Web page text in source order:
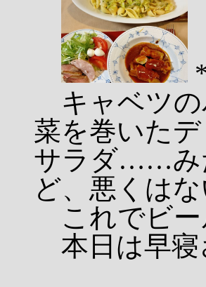
キャベツの
菜を巻いた
サラダ……み
ど、悪くはな
これでビー
本日は早寝